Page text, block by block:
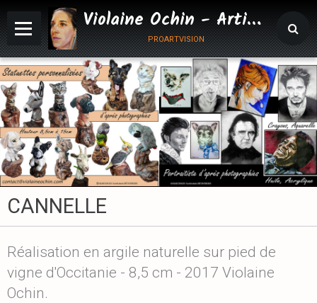
Violaine Ochin - Artiste Animalier
proartvision
CANNELLE
Réalisation en argile naturelle sur pied de
vigne d'Occitanie - 8,5 cm - 2017 Violaine
Ochin.